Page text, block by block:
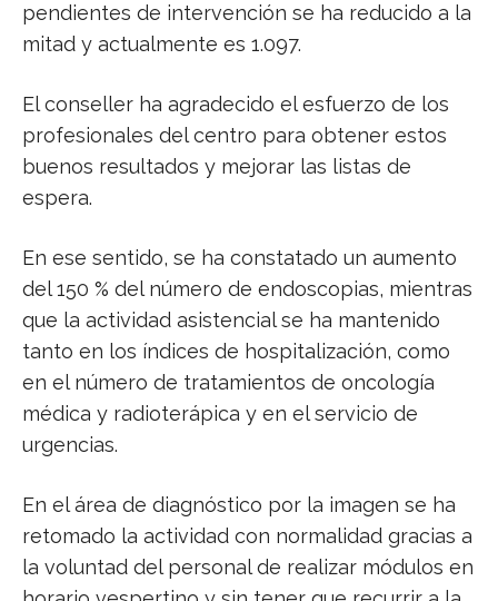
pendientes de intervención se ha reducido a la
mitad y actualmente es 1.097.
El conseller ha agradecido el esfuerzo de los
profesionales del centro para obtener estos
buenos resultados y mejorar las listas de
espera.
En ese sentido, se ha constatado un aumento
del 150 % del número de endoscopias, mientras
que la actividad asistencial se ha mantenido
tanto en los índices de hospitalización, como
en el número de tratamientos de oncología
médica y radioterápica y en el servicio de
urgencias.
En el área de diagnóstico por la imagen se ha
retomado la actividad con normalidad gracias a
la voluntad del personal de realizar módulos en